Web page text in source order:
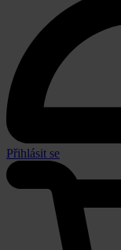
Přihlásit se